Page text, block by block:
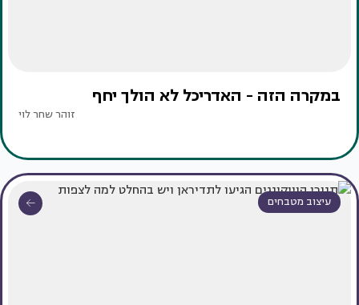
במקרה הזה - האדריכל לא הולך יחף
זוהר שחר לוי
עיצוב מטבחים